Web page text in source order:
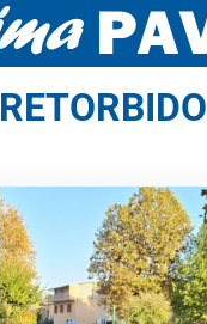
RETORBIDO